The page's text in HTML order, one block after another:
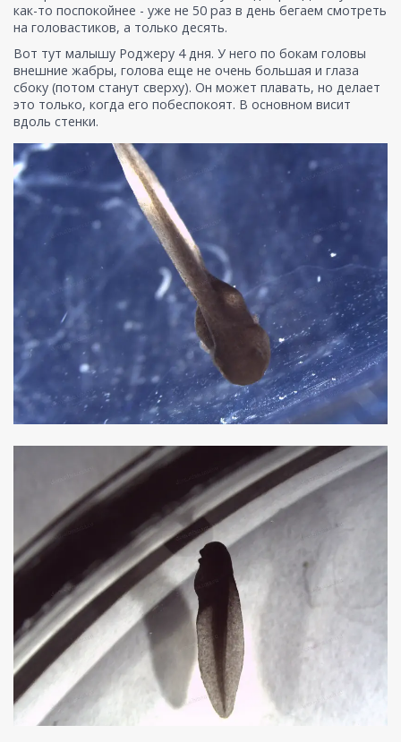
как-то поспокойнее - уже не 50 раз в день бегаем смотреть
на головастиков, а только десять.
Вот тут малышу Роджеру 4 дня. У него по бокам головы
внешние жабры, голова еще не очень большая и глаза
сбоку (потом станут сверху). Он может плавать, но делает
это только, когда его побеспокоят. В основном висит
вдоль стенки.